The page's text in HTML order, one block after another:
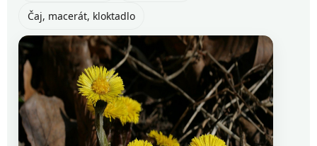
Čaj, macerát, kloktadlo